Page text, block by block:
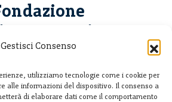
Gestisci Consenso
utilizziamo tecnologie come i cookie per
alle informazioni del dispositivo. Il consenso a
di elaborare dati come il comportamento
Bassetti ETS
Milano - Italia
T. +39 02 781933